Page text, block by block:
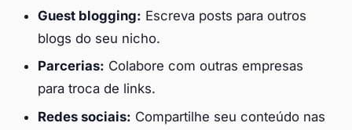
Guest blogging: Escreva posts para outros
blogs do seu nicho.
Parcerias: Colabore com outras empresas
para troca de links.
Redes sociais: Compartilhe seu conteúdo nas